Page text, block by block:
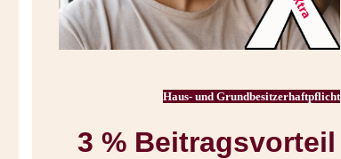
Haus- und Grundbesitzerhaftpflicht
3 % Beitragsvorteil